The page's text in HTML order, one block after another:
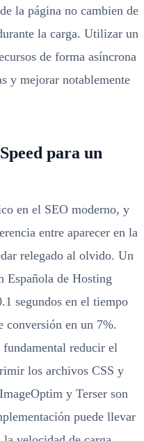
la página no cambien de
la carga. Utilizar un
de forma asíncrona
y mejorar notablemente
para un
en el SEO moderno, y
entre aparecer en la
relegado al olvido. Un
Española de Hosting
segundos en el tiempo
conversión en un 7%.
fundamental reducir el
los archivos CSS y
y Terser son
puede llevar